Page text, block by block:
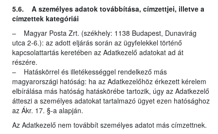
5.6. A személyes adatok továbbítása, címzettjei, illetve a
címzettek kategóriái
– Magyar Posta Zrt. (székhely: 1138 Budapest, Dunavirág
utca 2-6.): az adott eljárás során az ügyfelekkel történő
kapcsolattartás keretében az Adatkezelő adatokat ad át
részére.
– Hatáskörrel és illetékességgel rendelkező más
magyarországi hatóság: ha az Adatkezelőhöz érkezett kérelem
elbírálása más hatóság hatáskörébe tartozik, úgy az Adatkezelő
átteszi a személyes adatokat tartalmazó ügyet ezen hatósághoz
az Ákr. 17. §-a alapján.
Az Adatkezelő nem továbbít személyes adatot más címzettnek.